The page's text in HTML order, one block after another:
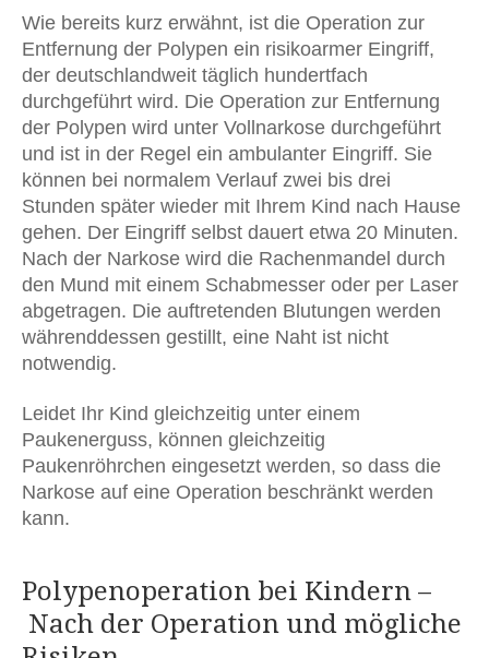
Wie bereits kurz erwähnt, ist die Operation zur
Entfernung der Polypen ein risikoarmer Eingriff,
der deutschlandweit täglich hundertfach
durchgeführt wird. Die Operation zur Entfernung
der Polypen wird unter Vollnarkose durchgeführt
und ist in der Regel ein ambulanter Eingriff. Sie
können bei normalem Verlauf zwei bis drei
Stunden später wieder mit Ihrem Kind nach Hause
gehen. Der Eingriff selbst dauert etwa 20 Minuten.
Nach der Narkose wird die Rachenmandel durch
den Mund mit einem Schabmesser oder per Laser
abgetragen. Die auftretenden Blutungen werden
währenddessen gestillt, eine Naht ist nicht
notwendig.
Leidet Ihr Kind gleichzeitig unter einem
Paukenerguss, können gleichzeitig
Paukenröhrchen eingesetzt werden, so dass die
Narkose auf eine Operation beschränkt werden
kann.
Polypenoperation bei Kindern –
Nach der Operation und mögliche